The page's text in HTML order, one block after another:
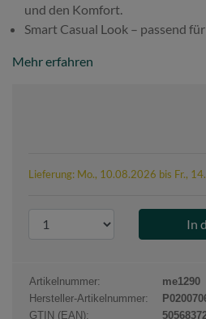
und den Komfort.
Smart Casual Look – passend
Mehr erfahren
Lieferung: Mo., 10.08.2026 bis Fr.,
r
d
u
k
Artikelnummer:
me1290
Hersteller-Artikelnummer:
GTIN (EAN):